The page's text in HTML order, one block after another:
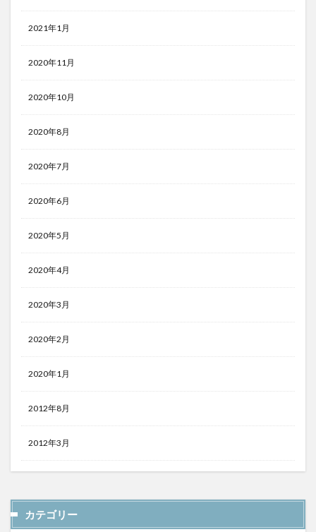
2021年1月
2020年11月
2020年10月
2020年8月
2020年7月
2020年6月
2020年5月
2020年4月
2020年3月
2020年2月
2020年1月
2012年8月
2012年3月
カテゴリー